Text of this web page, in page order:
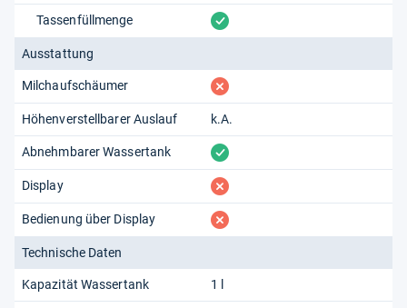
Tassenfüllmenge vorhanden
Ausstattung
Milchaufschäumer fehlt
Höhenverstellbarer Auslauf k.A.
Abnehmbarer Wassertank vorhanden
Display fehlt
Bedienung über Display fehlt
Technische Daten
Kapazität Wassertank 1 l